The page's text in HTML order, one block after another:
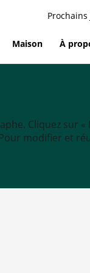
Prochains
Maison À
Cliquez sur
modifier et